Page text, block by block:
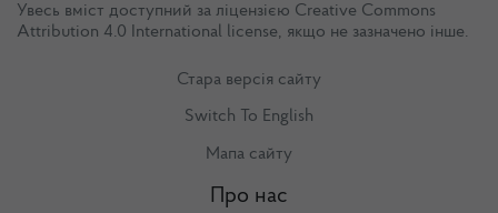
Увесь вміст доступний за ліцензією Creative Commons
Attribution 4.0 International license, якщо не зазначено інше.
Стара версія сайту
Switch To English
Мапа сайту
Про нас